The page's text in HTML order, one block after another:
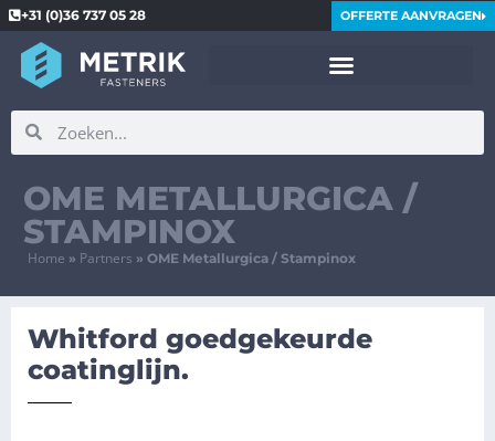
+31 (0)36 737 05 28 OFFERTE AANVRAGEN
OME METALLURGICA /
STAMPINOX
Home » Partners » OME Metallurgica / Stampinox
Whitford goedgekeurde
coatinglijn.